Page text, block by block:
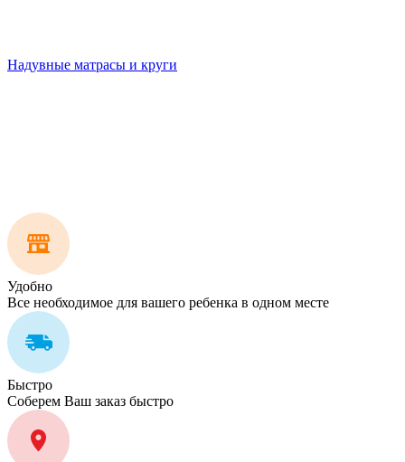
Надувные матрасы и круги
Удобно
Все необходимое для вашего ребенка в одном месте
Быстро
Соберем Ваш заказ быстро